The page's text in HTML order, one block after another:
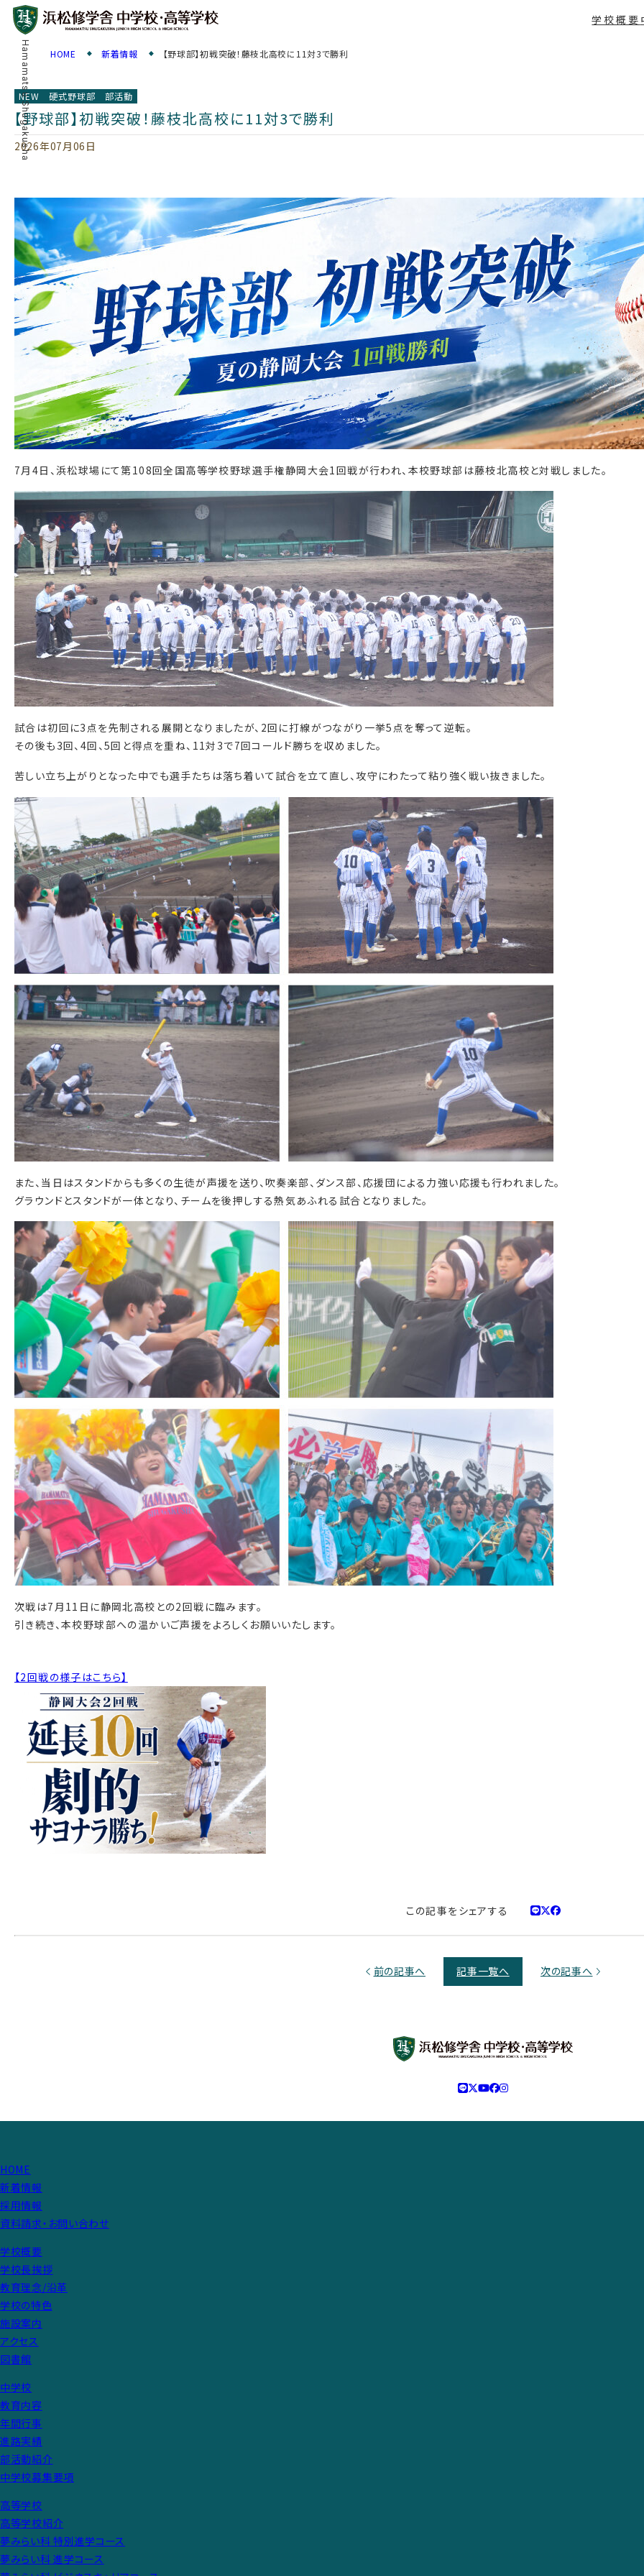
学校概要
Hamamatsu Shugakusha HOME 新着情報 【野球部】初戦突破！藤枝北高校に11対3で勝利
NEW 硬式野球部 部活動
【野球部】初戦突破！藤枝北高校に11対3で勝利
2026年07月06日
7月4日、浜松球場にて第108回全国高等学校野球選手権静岡大会1回戦が行われ、本校野球部は藤枝北高校と対戦しました。
試合は初回に3点を先制される展開となりましたが、2回に打線がつながり一挙5点を奪って逆転。
その後も3回、4回、5回と得点を重ね、11対3で7回コールド勝ちを収めました。
苦しい立ち上がりとなった中でも選手たちは落ち着いて試合を立て直し、攻守にわたって粘り強く戦い抜きました。
また、当日はスタンドからも多くの生徒が声援を送り、吹奏楽部、ダンス部、応援団による力強い応援も行われました。
グラウンドとスタンドが一体となり、チームを後押しする熱気あふれる試合となりました。
次戦は7月11日に静岡北高校との2回戦に臨みます。
引き続き、本校野球部への温かいご声援をよろしくお願いいたします。
【2回戦の様子はこちら】
この記事をシェアする
前の記事へ 記事一覧へ 次の記事へ
HOME
新着情報
採用情報
資料請求・お問い合わせ
学校概要
学校長挨拶
教育理念/沿革
学校の特色
施設案内
アクセス
図書館
中学校
教育内容
年間行事
進路実績
部活動紹介
中学校募集要項
高等学校
高等学校紹介
夢みらい科 特別進学コース
夢みらい科 進学コース